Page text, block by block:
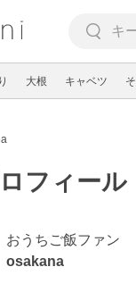
大根 キャベツ
フィール
おうちご飯ファン
osakana